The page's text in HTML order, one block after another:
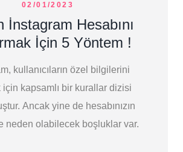
02/01/2023
İnstagram Hesabını
İçin 5 Yöntem !
kullanıcıların özel bilgilerini
için kapsamlı bir kurallar dizisi
Ancak yine de hesabınızın
neden olabilecek boşluklar var.